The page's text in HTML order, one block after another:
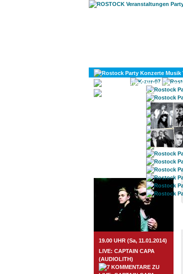
ROSTOCK TAGESTIPP
19.00 UHR (Sa, 11.01.2014)
LIVE: CAPTAIN CAPA
(AUDIOLITH)